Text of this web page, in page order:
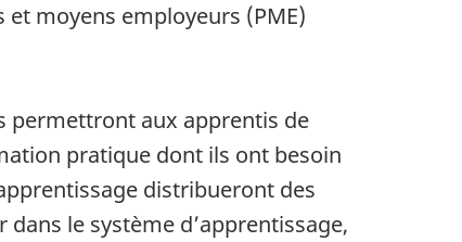
moyens employeurs (PME)
permettront aux apprentis de
pratique dont ils ont besoin
distribueront des
le système d’apprentissage,